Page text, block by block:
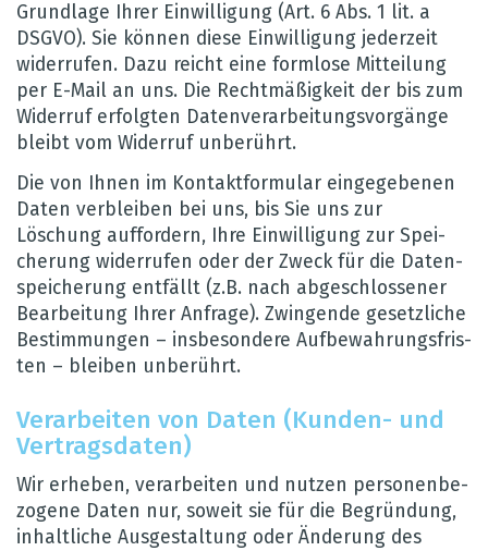
Grund­lage Ihrer Ein­wil­li­gung (Art. 6 Abs. 1 lit. a
DSGVO). Sie kön­nen diese Ein­wil­li­gung jeder­zeit
wider­ru­fen. Dazu reicht eine form­lose Mit­tei­lung
per E-Mail an uns. Die Recht­mä­ßig­keit der bis zum
Wider­ruf erfolg­ten Daten­ver­ar­bei­tungs­vor­gänge
bleibt vom Wider­ruf unbe­rührt.
Die von Ihnen im Kon­takt­for­mu­lar ein­ge­ge­be­nen
Daten ver­blei­ben bei uns, bis Sie uns zur
Löschung auf­for­dern, Ihre Ein­wil­li­gung zur Spei­
che­rung wider­ru­fen oder der Zweck für die Daten­
spei­che­rung ent­fällt (z.B. nach abge­schlos­se­ner
Bear­bei­tung Ihrer Anfrage). Zwin­gende gesetz­li­che
Bestim­mun­gen – ins­be­son­dere Auf­be­wah­rungs­fris­
ten – blei­ben unbe­rührt.
Ver­ar­bei­ten von Daten (Kun­den- und
Ver­trags­da­ten)
Wir erhe­ben, ver­ar­bei­ten und nut­zen per­so­nen­be­
zo­gene Daten nur, soweit sie für die Begrün­dung,
inhalt­li­che Aus­ge­stal­tung oder Ände­rung des